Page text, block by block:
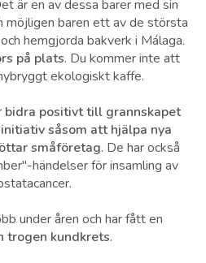
är en av dessa barer med sin
möjligen baren ett av de största
hemgjorda bakverk i Málaga.
på plats. Du kommer inte att
ekologiskt kaffe.
bidra positivt till grannskapet
såsom att hjälpa nya
småföretag. De har också
händelser för insamling av
under åren och har fått en
trogen kundkrets.